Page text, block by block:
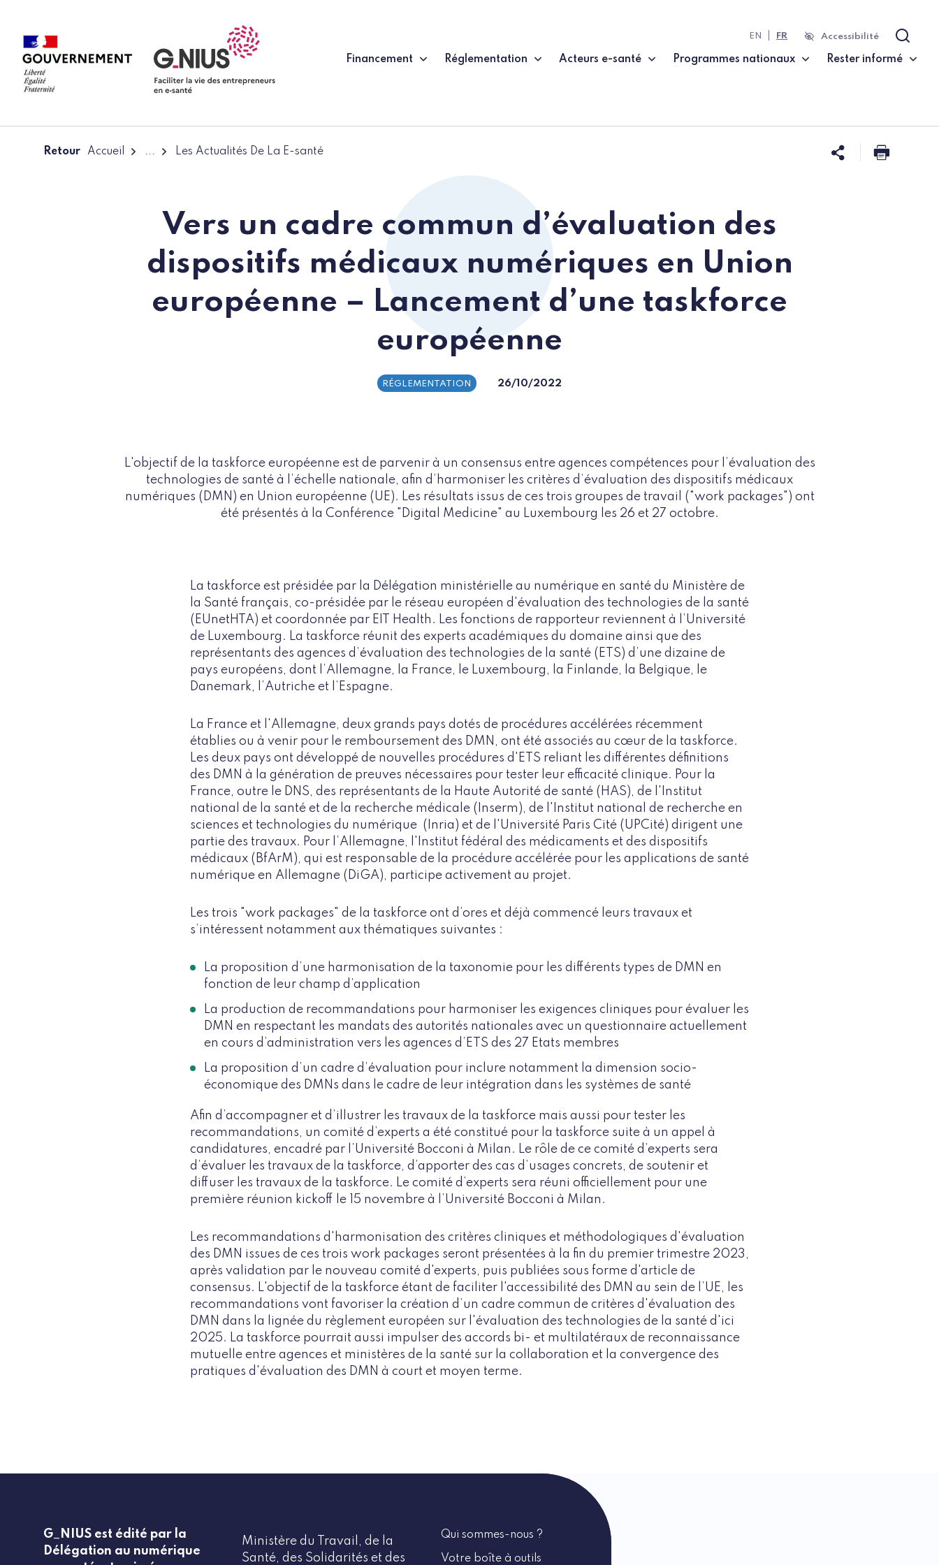
Financement Réglementation Acteurs e-santé Programmes nationaux Rester informé
EN FR Accessibilité
Retour Accueil ... Les Actualités De La E-santé Partager
Vers un cadre commun d’évaluation des
dispositifs médicaux numériques en Union
européenne – Lancement d’une taskforce
européenne
RÉGLEMENTATION 26/10/2022
L'objectif de la taskforce européenne est de parvenir à un consensus entre agences compétences pour l’évaluation des
technologies de santé à l’échelle nationale, afin d’harmoniser les critères d’évaluation des dispositifs médicaux
numériques (DMN) en Union européenne (UE). Les résultats issus de ces trois groupes de travail ("work packages") ont
été présentés à la Conférence "Digital Medicine" au Luxembourg les 26 et 27 octobre.
La taskforce est présidée par la Délégation ministérielle au numérique en santé du Ministère de
la Santé français, co-présidée par le réseau européen d'évaluation des technologies de la santé
(EUnetHTA) et coordonnée par EIT Health. Les fonctions de rapporteur reviennent à l’Université
de Luxembourg. La taskforce réunit des experts académiques du domaine ainsi que des
représentants des agences d’évaluation des technologies de la santé (ETS) d’une dizaine de
pays européens, dont l’Allemagne, la France, le Luxembourg, la Finlande, la Belgique, le
Danemark, l’Autriche et l’Espagne.
La France et l'Allemagne, deux grands pays dotés de procédures accélérées récemment
établies ou à venir pour le remboursement des DMN, ont été associés au cœur de la taskforce.
Les deux pays ont développé de nouvelles procédures d'ETS reliant les différentes définitions
des DMN à la génération de preuves nécessaires pour tester leur efficacité clinique. Pour la
France, outre le DNS, des représentants de la Haute Autorité de santé (HAS), de l'Institut
national de la santé et de la recherche médicale (Inserm), de l'Institut national de recherche en
sciences et technologies du numérique (Inria) et de l'Université Paris Cité (UPCité) dirigent une
partie des travaux. Pour l’Allemagne, l'Institut fédéral des médicaments et des dispositifs
médicaux (BfArM), qui est responsable de la procédure accélérée pour les applications de santé
numérique en Allemagne (DiGA), participe activement au projet.
Les trois "work packages" de la taskforce ont d’ores et déjà commencé leurs travaux et
s’intéressent notamment aux thématiques suivantes :
La proposition d’une harmonisation de la taxonomie pour les différents types de DMN en
fonction de leur champ d’application
La production de recommandations pour harmoniser les exigences cliniques pour évaluer les
DMN en respectant les mandats des autorités nationales avec un questionnaire actuellement
en cours d’administration vers les agences d’ETS des 27 Etats membres
La proposition d’un cadre d’évaluation pour inclure notamment la dimension socio-
économique des DMNs dans le cadre de leur intégration dans les systèmes de santé
Afin d’accompagner et d’illustrer les travaux de la taskforce mais aussi pour tester les
recommandations, un comité d’experts a été constitué pour la taskforce suite à un appel à
candidatures, encadré par l’Université Bocconi à Milan. Le rôle de ce comité d’experts sera
d’évaluer les travaux de la taskforce, d’apporter des cas d’usages concrets, de soutenir et
diffuser les travaux de la taskforce. Le comité d’experts sera réuni officiellement pour une
première réunion kickoff le 15 novembre à l’Université Bocconi à Milan.
Les recommandations d'harmonisation des critères cliniques et méthodologiques d'évaluation
des DMN issues de ces trois work packages seront présentées à la fin du premier trimestre 2023,
après validation par le nouveau comité d'experts, puis publiées sous forme d'article de
consensus. L'objectif de la taskforce étant de faciliter l'accessibilité des DMN au sein de l’UE, les
recommandations vont favoriser la création d’un cadre commun de critères d'évaluation des
DMN dans la lignée du règlement européen sur l'évaluation des technologies de la santé d'ici
2025. La taskforce pourrait aussi impulser des accords bi- et multilatéraux de reconnaissance
mutuelle entre agences et ministères de la santé sur la collaboration et la convergence des
pratiques d'évaluation des DMN à court et moyen terme.
G_NIUS est édité par la
Délégation au numérique
Ministère du Travail, de la
Santé, des Solidarités et des
Qui sommes-nous ?
Votre boîte à outils